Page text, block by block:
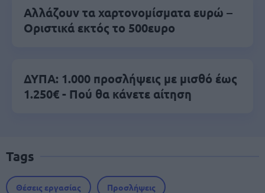
Αλλάζουν τα χαρτονομίσματα ευρώ –
Οριστικά εκτός το 500ευρο
ΔΥΠΑ: 1.000 προσλήψεις με μισθό έως
1.250€ - Πού θα κάνετε αίτηση
Tags
Θέσεις εργασίας Προσλήψεις